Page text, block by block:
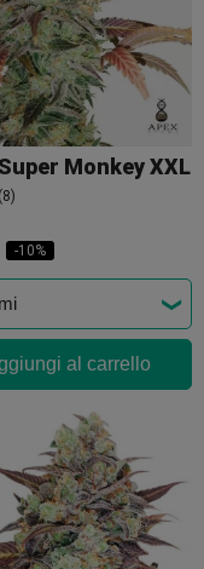
Monkey XXL
(8)
-10%
al carrello